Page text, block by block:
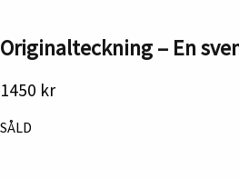
Originalteckning – En
1450 kr
SÅLD